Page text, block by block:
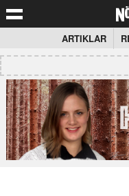
ARTIKLAR